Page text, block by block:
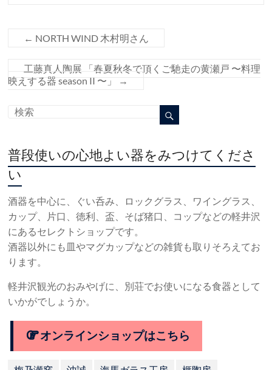
← NORTH WIND 木村明さん
工藤真人陶展 「春夏秋冬で頂くご馳走の黄瀬戸 〜料理
映えする器 season II 〜」
→
普段使いの心地よい器をみつけてくださ
い
酒器を中心に、ぐい呑み、ロックグラス、ワイングラス、
カップ、片口、徳利、盃、そば猪口、コップなどの軽井沢
にあるセレクトショップです。
酒器以外にも皿やマグカップなどの雑貨も取りそろえてお
ります。
軽井沢観光のおみやげに、別荘でお使いになる食器として
いかがでしょうか。
オンラインショップはこちら